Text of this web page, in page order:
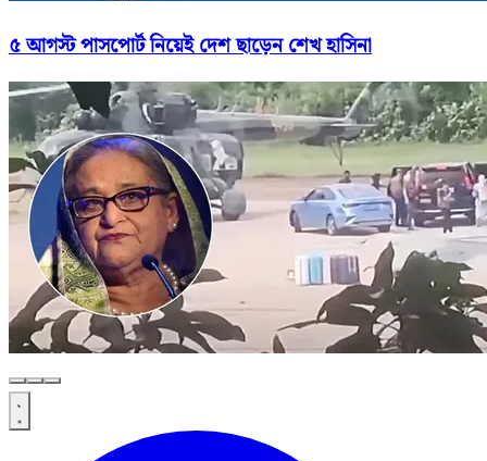
৫ আগস্ট পাসপোর্ট নিয়েই দেশ ছাড়েন শেখ হাসিনা